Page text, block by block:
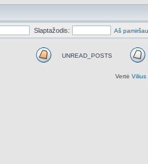
Slaptažodis: Aš
UNREAD_POSTS
Vertė Vilius